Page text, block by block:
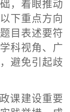
，着眼推动
下重点方向
目表述要符
科视角、广
避免引起歧
课建设重要